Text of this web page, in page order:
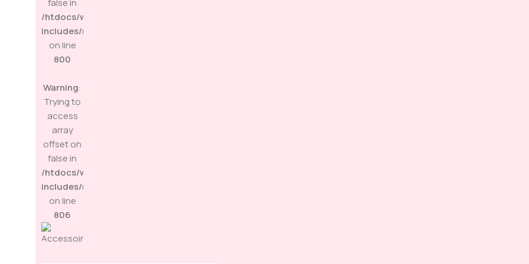
false in
/htdocs/wp-
includes/media.php
on line
800
Warning:
Trying to
access
array
offset on
false in
/htdocs/wp-
includes/media.php
on line
806